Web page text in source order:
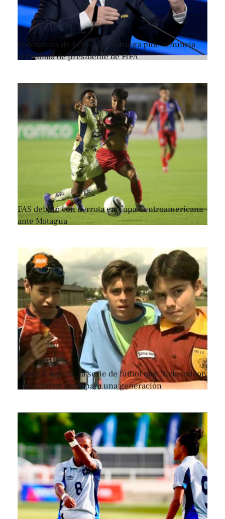
Federación de Fútbol de Noruega pide renuncia
inmediata de presidente de FIFA
FAS debutó con derrota en Copa Centroamericana
ante Motagua
Renford Rejects, la serie de fútbol que Nickelodeon
convirtió en culto para una generación